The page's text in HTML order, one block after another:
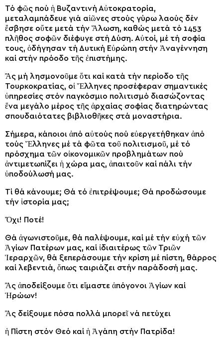
Τό φῶς πού ἡ Βυζαντινή Αὐτοκρατορία,
μεταλαμπάδευε γιά αἰῶνες στούς γύρω λαούς δέν
ἔσβησε οὔτε μετά τήν Ἅλωση, καθώς μετά τό 1453
πλῆθος σοφῶν διέφυγε στή Δύση. Αὐτοί, μέ τή σοφία
τους, ὁδήγησαν τή Δυτική Εὐρώπη στήν Ἀναγέννηση
καί στήν πρόοδο τῆς ἐπιστήμης.
Ἄς μή λησμονοῦμε ὅτι καί κατά τήν περίοδο τῆς
Τουρκοκρατίας, οἱ Ἕλληνες προσέφεραν σημαντικές
ὑπηρεσίες στόν παγκόσμιο πολιτισμό διασώζοντας
ἕνα μεγάλο μέρος τῆς ἀρχαίας σοφίας διατηρώντας
σπουδαιότατες βιβλιοθῆκες στά μοναστήρια.
Σήμερα, κάποιοι ἀπό αὐτούς πού εὐεργετήθηκαν ἀπό
τούς Ἕλληνες μέ τά φῶτα τοῦ πολιτισμοῦ, μέ τό
πρόσχημα τῶν οἰκονομικῶν προβλημάτων πού
ἀντιμετωπίζει ἡ χώρα μας, ἀπαιτοῦν καί πάλι τήν
ὑποδούλωσή μας.
Τί θά κάνουμε; Θά τό ἐπιτρέψουμε; Θά προδώσουμε
τήν ἱστορία μας;
Ὄχι! Ποτέ!
Θά ἀγωνιστοῦμε, θά παλέψουμε, καί μέ τήν εὐχή τῶν
Ἁγίων Πατέρων μας, καί ἰδιαιτέρως τῶν Τριῶν
Ἱεραρχῶν, θά ξεπεράσουμε τήν κρίση μέ πίστη, θάρρος
καί λεβεντιά, ὅπως ταιριάζει στήν παράδοσή μας.
Ἄς ἀποδείξουμε ὅτι εἴμαστε ἀπόγονοι Ἁγίων καί
Ἡρώων!
Ἄς δείξουμε πόσα πολλά μπορεῖ νά πετύχει
ἡ Πίστη στόν Θεό καί ἡ Ἀγάπη στήν Πατρίδα!